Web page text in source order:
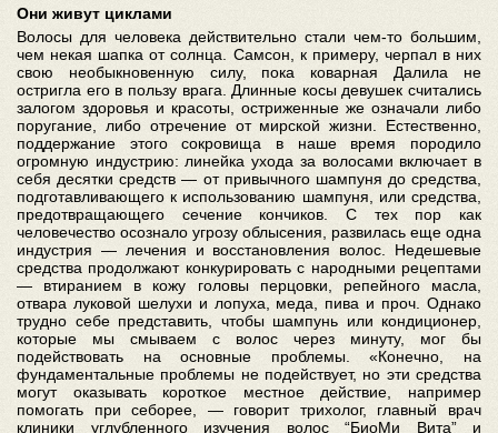
Они живут циклами
Волосы для человека действительно стали чем-то большим,
чем некая шапка от солнца. Самсон, к примеру, черпал в них
свою необыкновенную силу, пока коварная Далила не
остригла его в пользу врага. Длинные косы девушек считались
залогом здоровья и красоты, остриженные же означали либо
поругание, либо отречение от мирской жизни. Естественно,
поддержание этого сокровища в наше время породило
огромную индустрию: линейка ухода за волосами включает в
себя десятки средств — от привычного шампуня до средства,
подготавливающего к использованию шампуня, или средства,
предотвращающего сечение кончиков. С тех пор как
человечество осознало угрозу облысения, развилась еще одна
индустрия — лечения и восстановления волос. Недешевые
средства продолжают конкурировать с народными рецептами
— втиранием в кожу головы перцовки, репейного масла,
отвара луковой шелухи и лопуха, меда, пива и проч. Однако
трудно себе представить, чтобы шампунь или кондиционер,
которые мы смываем с волос через минуту, мог бы
подействовать на основные проблемы. «Конечно, на
фундаментальные проблемы не подействует, но эти средства
могут оказывать короткое местное действие, например
помогать при себорее, — говорит трихолог, главный врач
клиники углубленного изучения волос “БиоМи Вита” и